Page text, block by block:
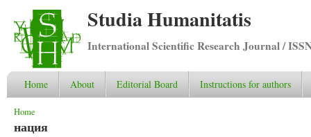
Studia Humanitatis
International Scientific Research Journal /
Home About Editorial Board Instructions for authors
You are here
Home
нация